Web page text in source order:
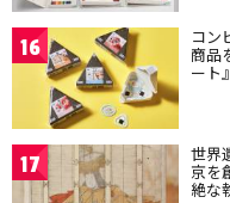
16 コン
商品
ート
17 世界
京を
絶な